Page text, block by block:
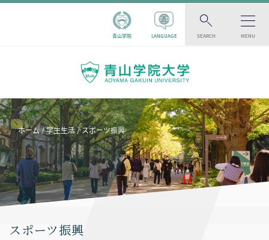
青山学院 LANGUAGE SEARCH MENU
ホーム 学生生活 スポーツ振興
スポーツ振興